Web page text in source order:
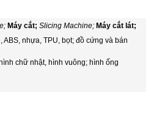
Máy cắt; Slicing Machine; Máy cắt lát;
ABS, nhựa, TPU, bọt; đồ cứng và bán
chữ nhật, hình vuông; hình ống